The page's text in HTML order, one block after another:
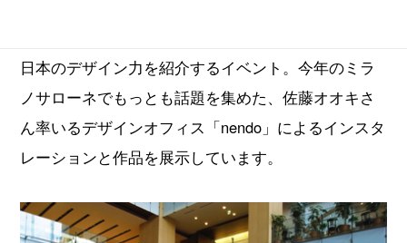
日本のデザイン力を紹介するイベント。今年のミラ
ノサローネでもっとも話題を集めた、佐藤オオキさ
ん率いるデザインオフィス「nendo」によるインスタ
レーションと作品を展示しています。